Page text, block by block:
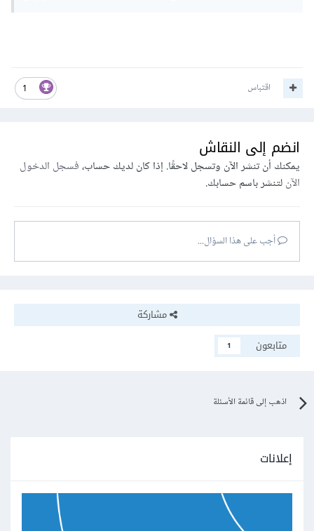
1 اقتباس
انضم إلى النقاش
يمكنك أن تنشر الآن وتسجل لاحقًا. إذا كان لديك حساب،فسجل الدخول
الآنلتنشر باسم حسابك.
أجب على هذا السؤال...
مشاركة
متابعون
1
اذهب إلى قائمة الأسئلة
إعلانات